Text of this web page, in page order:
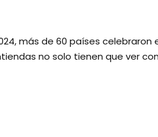
más de 60 países
no solo tienen que ver